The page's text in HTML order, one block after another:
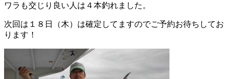
ワラも交じり良い人は４本釣れました。
次回は１８日（木）は確定してますのでご予約お待ちしてお
ります！